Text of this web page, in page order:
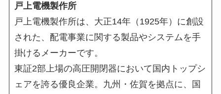
戸上電機製作所
戸上電機製作所は、大正14年（1925年）に創設
された、配電事業に関する製品やシステムを手
掛けるメーカーです。
東証2部上場の高圧開閉器において国内トップシ
ェアを誇る優良企業。九州・佐賀を拠点に、国